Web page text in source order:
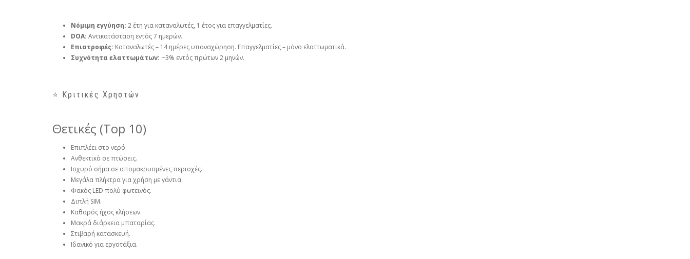
Νόμιμη εγγύηση: 2 έτη για καταναλωτές, 1 έτος για επαγγελματίες.
DOA: Αντικατάσταση εντός 7 ημερών.
Επιστροφές: Καταναλωτές – 14 ημέρες υπαναχώρηση. Επαγγελματίες – μόνο ελαττωματικά.
Συχνότητα ελαττωμάτων: ~3% εντός πρώτων 2 μηνών.
⭐ Κριτικές Χρηστών
Θετικές (Top 10)
Επιπλέει στο νερό.
Ανθεκτικό σε πτώσεις.
Ισχυρό σήμα σε απομακρυσμένες περιοχές.
Μεγάλα πλήκτρα για χρήση με γάντια.
Φακός LED πολύ φωτεινός.
Διπλή SIM.
Καθαρός ήχος κλήσεων.
Μακρά διάρκεια μπαταρίας.
Στιβαρή κατασκευή.
Ιδανικό για εργοτάξια.